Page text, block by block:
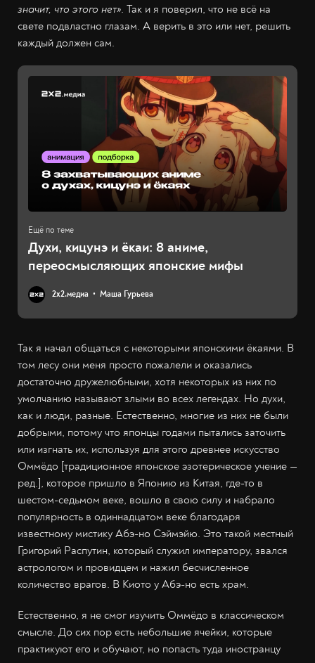
значит, что этого нет». Так и я поверил, что не всё на
свете подвластно глазам. А верить в это или нет, решить
каждый должен сам.
Духи, кицунэ и ёкаи: 8 аниме,
переосмысляющих японские мифы
2х2.медиа Маша Гурьева
Так я начал общаться с некоторыми японскими ёкаями. В
том лесу они меня просто пожалели и оказались
достаточно дружелюбными, хотя некоторых из них по
умолчанию называют злыми во всех легендах. Но духи,
как и люди, разные. Естественно, многие из них не были
добрыми, потому что японцы годами пытались заточить
или изгнать их, используя для этого древнее искусство
Оммёдо [традиционное японское эзотерическое учение —
ред.], которое пришло в Японию из Китая, где-то в
шестом-седьмом веке, вошло в свою силу и набрало
популярность в одиннадцатом веке благодаря
известному мистику Абэ-но Сэймэйю. Это такой местный
Григорий Распутин, который служил императору, звался
астрологом и провидцем и нажил бесчисленное
количество врагов. В Киото у Абэ-но есть храм.
Естественно, я не смог изучить Оммёдо в классическом
смысле. До сих пор есть небольшие ячейки, которые
практикуют его и обучают, но попасть туда иностранцу